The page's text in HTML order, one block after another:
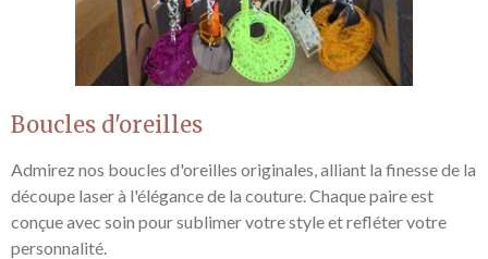
Boucles d'oreilles
Admirez nos boucles d'oreilles originales, alliant la finesse de la
découpe laser à l'élégance de la couture. Chaque paire est
conçue avec soin pour sublimer votre style et refléter votre
personnalité.